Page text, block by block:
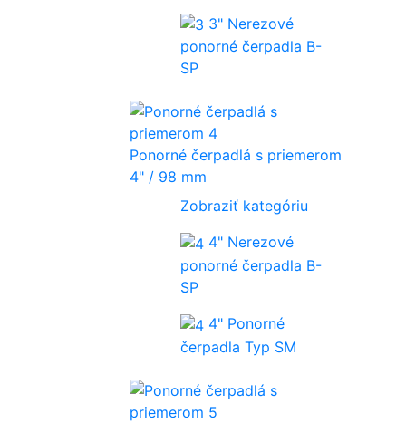
3" Nerezové
ponorné čerpadla B-
SP
Ponorné čerpadlá s priemerom
4" / 98 mm
Zobraziť kategóriu
4" Nerezové
ponorné čerpadla B-
SP
4" Ponorné
čerpadla Typ SM